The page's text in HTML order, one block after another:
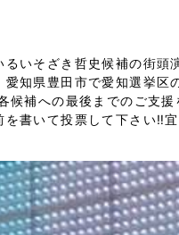
いそざき哲史候補の街頭
知県豊田市で愛知選挙区
補への最後までのご支援
書いて投票して下さい‼️宜